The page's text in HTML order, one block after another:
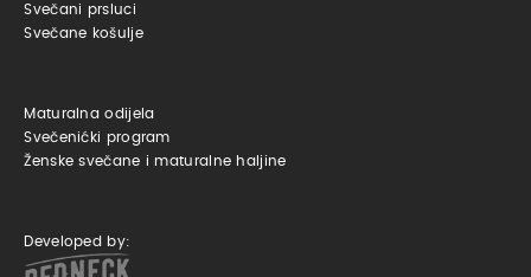
Svečani prsluci
Svečane košulje
Maturalna odijela
Svečenićki program
Ženske svečane i maturalne haljine
Developed by: